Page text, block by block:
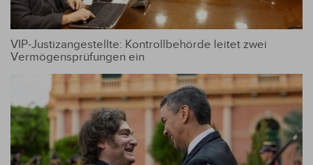
VIP-Justizangestellte: Kontrollbehörde leitet zwei
Vermögensprüfungen ein